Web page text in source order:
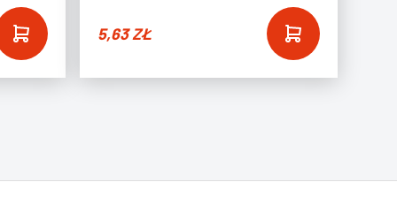
5,63ZŁ